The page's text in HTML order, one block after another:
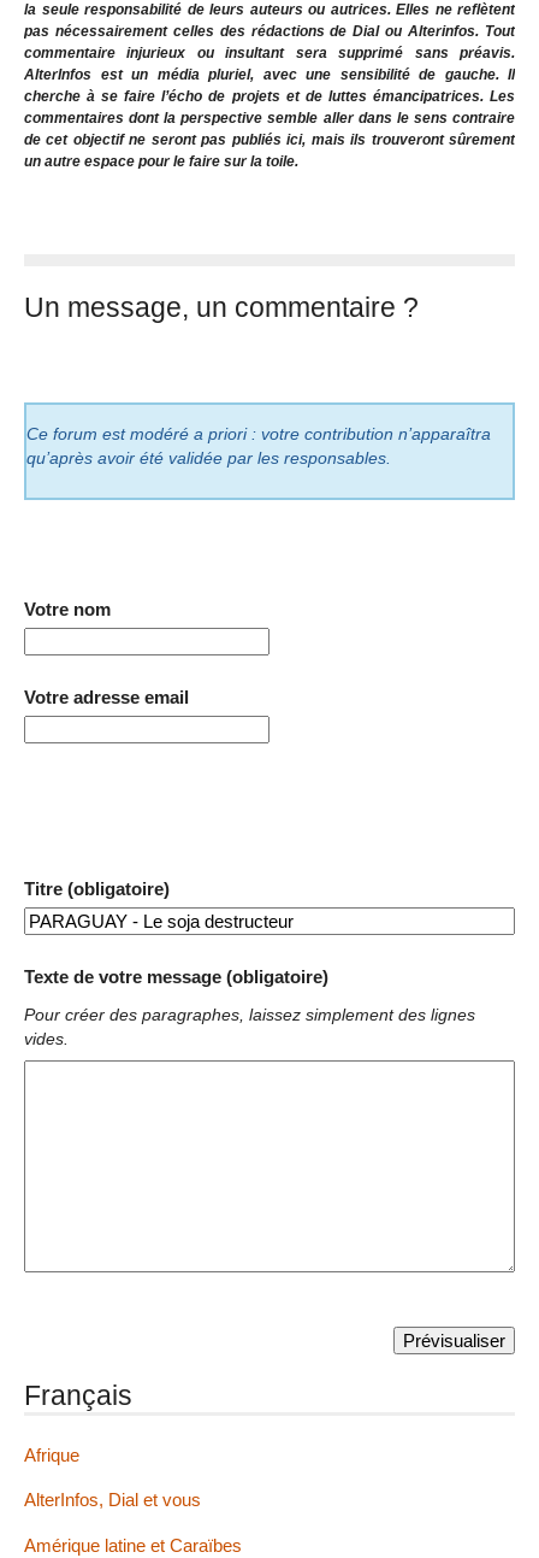
la seule responsabilité de leurs auteurs ou autrices. Elles ne reflètent
pas nécessairement celles des rédactions de Dial ou Alterinfos. Tout
commentaire injurieux ou insultant sera supprimé sans préavis.
AlterInfos est un média pluriel, avec une sensibilité de gauche. Il
cherche à se faire l’écho de projets et de luttes émancipatrices. Les
commentaires dont la perspective semble aller dans le sens contraire
de cet objectif ne seront pas publiés ici, mais ils trouveront sûrement
un autre espace pour le faire sur la toile.
Un message, un commentaire ?
Ce forum est modéré a priori : votre contribution n’apparaîtra
qu’après avoir été validée par les responsables.
Votre nom
Votre adresse email
Titre (obligatoire)
Texte de votre message (obligatoire)
Pour créer des paragraphes, laissez simplement des lignes
vides.
Français
Afrique
AlterInfos, Dial et vous
Amérique latine et Caraïbes